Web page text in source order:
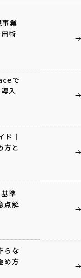
業
術
で
入
｜
方と
準
点解
らな
め方